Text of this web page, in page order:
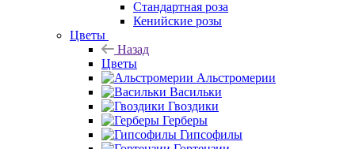
Стандартная роза
Кенийские розы
Цветы
Назад
Цветы
Альстромерии
Васильки
Гвоздики
Герберы
Гипсофилы